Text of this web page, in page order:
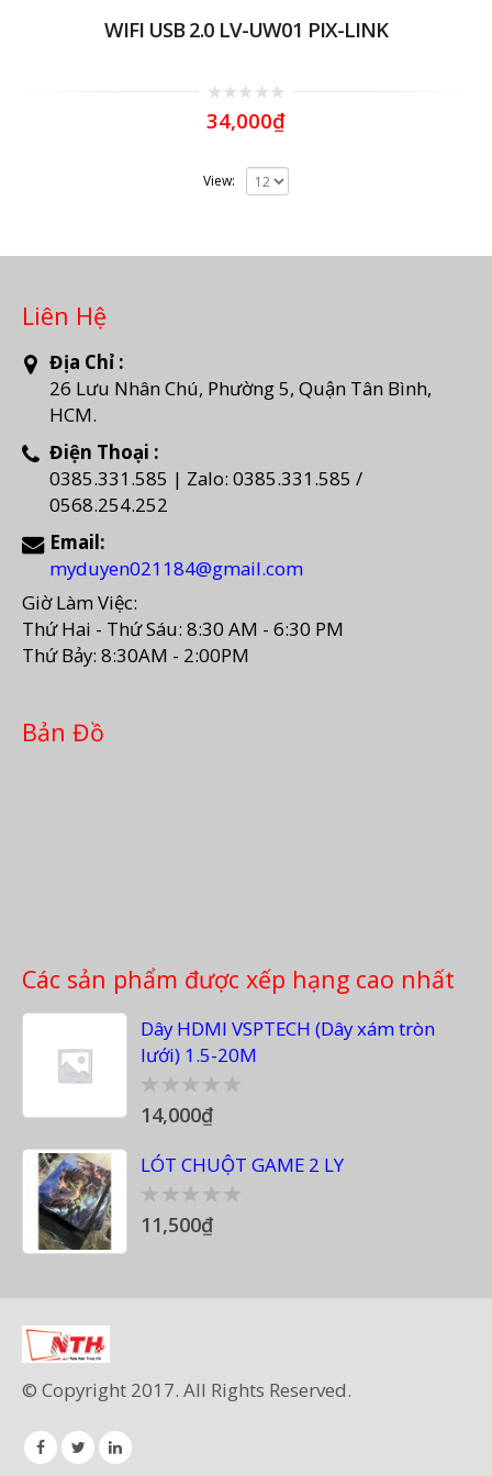
WIFI USB 2.0 LV-UW01 PIX-LINK
0
out
34,000₫
View:
Liên Hệ
Địa Chỉ :
26 Lưu Nhân Chú, Phường 5, Quận Tân Bình,
HCM.
Điện Thoại :
0385.331.585 | Zalo: 0385.331.585 /
0568.254.252
Email:
myduyen021184@gmail.com
Giờ Làm Việc:
Thứ Hai - Thứ Sáu: 8:30 AM - 6:30 PM
Thứ Bảy: 8:30AM - 2:00PM
Bản Đồ
Các sản phẩm được xếp hạng cao nhất
Dây HDMI VSPTECH (Dây xám tròn
lưới) 1.5-20M
0
out
5
14,000₫
LÓT CHUỘT GAME 2 LY
0
out
11,500₫
© Copyright 2017. All Rights Reserved.